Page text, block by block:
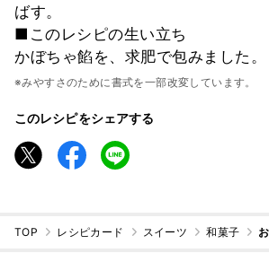
ばす。
■このレシピの生い立ち
かぼちゃ餡を、求肥で包みました。
※みやすさのために書式を一部改変しています。
このレシピをシェアする
TOP レシピカード スイーツ 和菓子